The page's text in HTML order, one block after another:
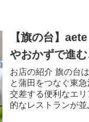
【旗の台】
やおかずで進む
お店の紹介 旗の台
と蒲田をつなぐ東
交差する便利なエ
的なレストランが並